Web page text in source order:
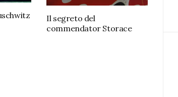
Il segreto del
commendator Storace